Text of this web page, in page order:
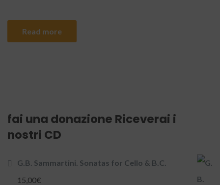
Read more
fai una donazione Riceverai i
nostri CD
G.B. Sammartini. Sonatas for Cello & B.C.
15,00€